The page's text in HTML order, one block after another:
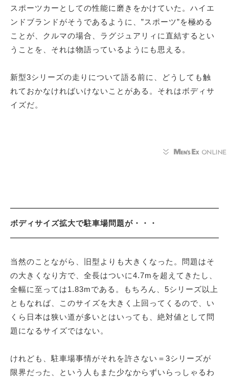
スポーツカーとしての性能に磨きをかけていた。ハイエ
ンドブランドがそうであるように、”スポーツ”を極める
ことが、クルマの場合、ラグジュアリィに直結するとい
うことを、それは物語っているようにも思える。
新型3シリーズの走りについて語る前に、どうしても触
れておかなければいけないことがある。それはボディサ
イズだ。
ボディサイズ拡大で駐車場問題が・・・
当然のことながら、旧型よりも大きくなった。問題はそ
の大きくなり方で、全長はついに4.7mを超えてきたし、
全幅に至っては1.83mである。もちろん、5シリーズ以上
ともなれば、このサイズを大きく上回ってくるので、い
くら日本は狭い道が多いとはいっても、絶対値として問
題になるサイズではない。
けれども、駐車場事情がそれを許さない＝3シリーズが
限界だった、という人もまた少なからずいらっしゃるわ